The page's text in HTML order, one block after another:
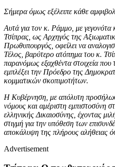
Σήμερα όμως εξέλειπε κάθε
Αυτά για τον κ. Ράμμο, με γεγονότα
Τσίπρας, ως Αρχηγός της
Πρωθυπουργός, οφείλει να
Τέλος, βαρύτερο ατόπημα του κ.
παρανόμως εξαχθέντα στοιχεία που
εμπλέξει την Πρόεδρο της
κομματικών σκοπιμοτήτων.
Η Κυβέρνηση, με απόλυτη
νόμους και αμέριστη εμπιστοσύνη
ελληνικής Δικαιοσύνης, έχοντας
στιγμή για την υπόθεση των
αποκάλυψη της πλήρους αλήθειας
Advertisement